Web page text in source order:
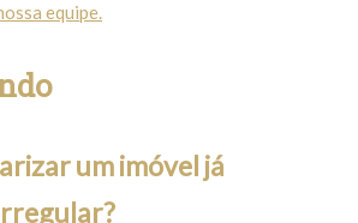
equipe.
um imóvel já